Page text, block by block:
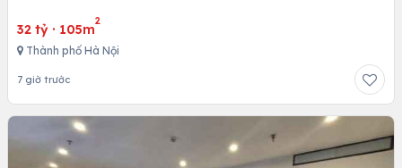
32 tỷ · 105m
2
Thành phố Hà Nội
7 giờ trước